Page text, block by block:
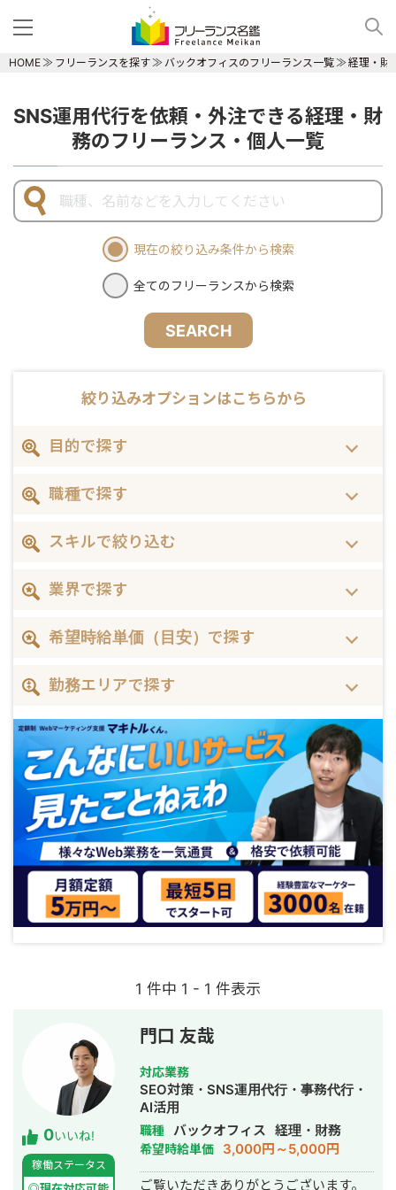
HOME フリーランスを探す バックオフィスのフリーランス一覧 経理・財
SNS運用代行を依頼・外注できる経理・財
務のフリーランス・個人一覧
現在の絞り込み条件から検索
全てのフリーランスから検索
SEARCH
絞り込みオプションはこちらから
目的で探す
職種で探す
スキルで絞り込む
業界で探す
希望時給単価（目安）で探す
勤務エリアで探す
1 件中 1 - 1 件表示
0いいね!
稼働ステータス
門口 友哉
対応業務
SEO対策・SNS運用代行・事務代行・
AI活用
職種 バックオフィス 経理・財務
希望時給単価 3,000円～5,000円
ご覧いただきありがとうございます。